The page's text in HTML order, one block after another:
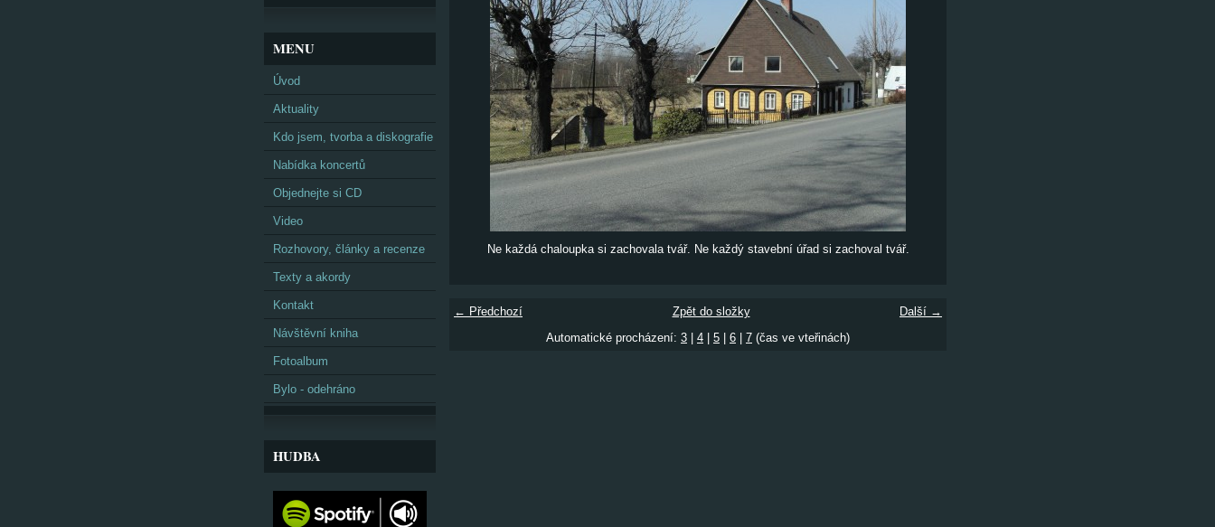
Ne každá chaloupka si zachovala tvář. Ne každý stavební úřad si zachoval tvář.
← Předchozí Další →
Zpět do složky
Automatické procházení: 3 4 5 6 7 (čas ve vteřinách)
MENU
Úvod
Aktuality
Kdo jsem, tvorba a diskografie
Nabídka koncertů
Objednejte si CD
Video
Rozhovory, články a recenze
Texty a akordy
Kontakt
Návštěvní kniha
Fotoalbum
Bylo - odehráno
HUDBA